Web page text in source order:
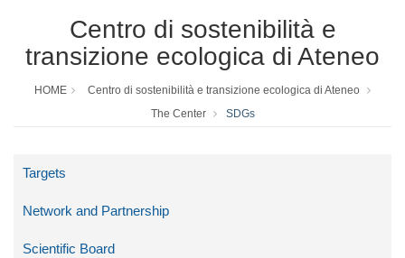
Centro di sostenibilità e
transizione ecologica di Ateneo
HOME
Centro di sostenibilità e transizione ecologica di Ateneo
The Center
SDGs
Targets
Network and Partnership
Scientific Board